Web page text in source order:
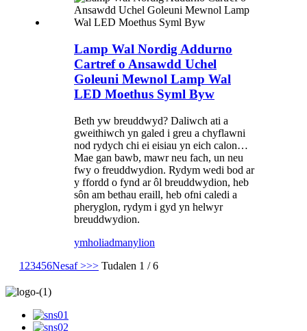
Lamp Wal Nordig Addurno
Cartref o Ansawdd Uchel
Goleuni Mewnol Lamp Wal
LED Moethus Syml Byw
Beth yw breuddwyd? Daliwch ati a
gweithiwch yn galed i greu a chyflawni
nod rydych chi ei eisiau yn eich calon…
Mae gan bawb, mawr neu fach, un neu
fwy o freuddwydion. Rydym wedi bod ar
y ffordd o fynd ar ôl breuddwydion, heb
sôn am bethau eraill, heb ofni caledi a
pheryglon, rydym i gyd yn helwyr
breuddwydion.
ymholiadmanylion
1 23456Nesaf >>> Tudalen 1 / 6